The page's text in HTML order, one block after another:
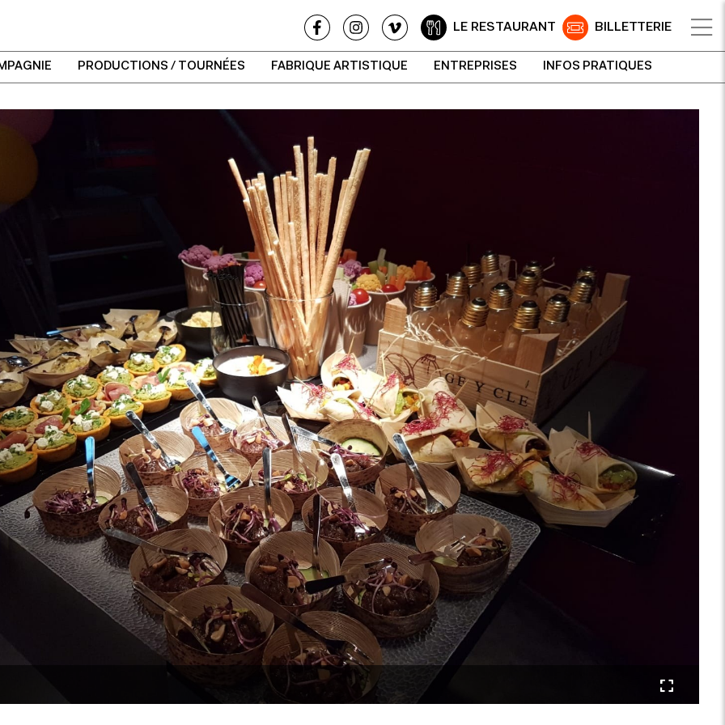
LE RESTAURANT BILLETTERIE
PRODUCTIONS / TOURNÉES FABRIQUE ARTISTIQUE ENTREPRISES INFOS PRATIQUES